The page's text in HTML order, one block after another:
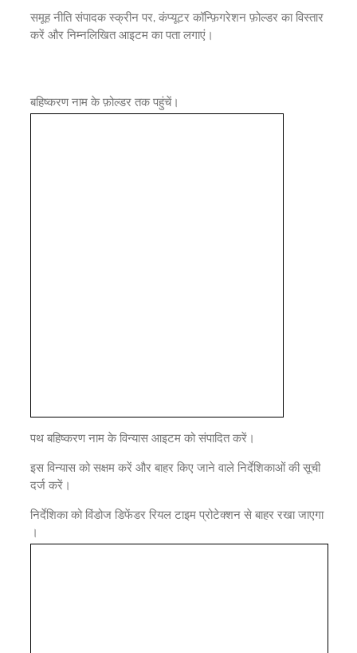
समूह नीति संपादक स्क्रीन पर, कंप्यूटर कॉन्फ़िगरेशन फ़ोल्डर का विस्तार
करें और निम्नलिखित आइटम का पता लगाएं।
बहिष्करण नाम के फ़ोल्डर तक पहुंचें।
पथ बहिष्करण नाम के विन्यास आइटम को संपादित करें।
इस विन्यास को सक्षम करें और बाहर किए जाने वाले निर्देशिकाओं की सूची
दर्ज करें।
निर्देशिका को विंडोज डिफेंडर रियल टाइम प्रोटेक्शन से बाहर रखा जाएगा
।